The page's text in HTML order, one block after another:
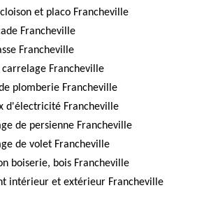
et placo Francheville
Francheville
Francheville
Francheville
plomberie Francheville
d'électricité Francheville
de persienne Francheville
de volet Francheville
boiserie, bois Francheville
intérieur et extérieur Francheville